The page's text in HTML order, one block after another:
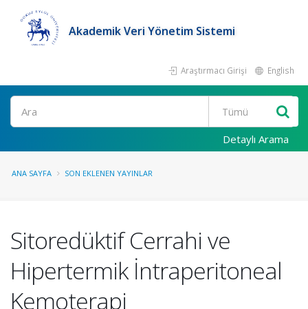
Akademik Veri Yönetim Sistemi
Araştırmacı Girişi English
Ara
Detaylı Arama
ANA SAYFA SON EKLENEN YAYINLAR
Sitoredüktif Cerrahi ve
Hipertermik İntraperitoneal
Kemoterapi